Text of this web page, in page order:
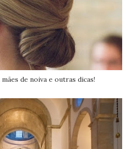
de noiva e outras dicas!